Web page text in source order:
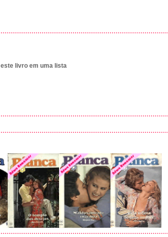
livro em uma lista